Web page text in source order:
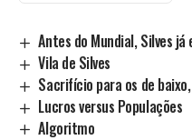
Antes do Mundial, Silves
Vila de Silves
Sacrifício para os de
Lucros versus Populações
Algoritmo